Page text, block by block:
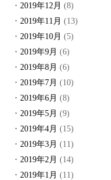
2019年12月 (8)
2019年11月 (13)
2019年10月 (5)
2019年9月 (6)
2019年8月 (6)
2019年7月 (10)
2019年6月 (8)
2019年5月 (9)
2019年4月 (15)
2019年3月 (11)
2019年2月 (14)
2019年1月 (11)